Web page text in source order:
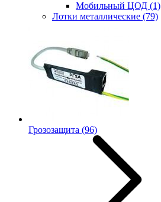
Мобильный ЦОД (1)
Лотки металлические (79)
Грозозащита (96)